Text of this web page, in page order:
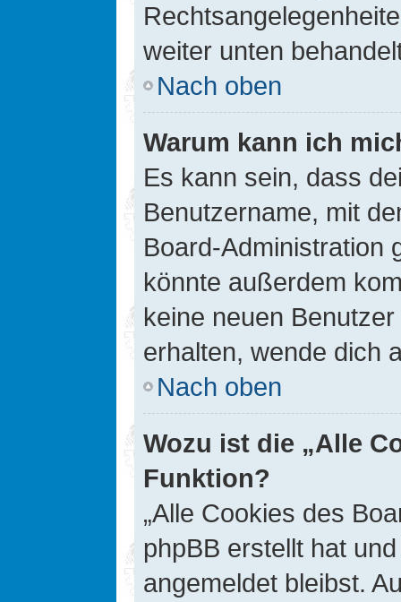
weiter unten
Nach oben
Warum kann ich
Es kann sein, dass
Benutzername, mit
Board-Administration
könnte außerdem
keine neuen
erhalten, wende dich
Nach oben
Wozu ist die „Alle
Funktion?
„Alle Cookies des
phpBB erstellt hat
angemeldet bleibst.